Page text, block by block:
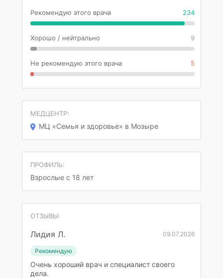
Рекомендую этого врача 234
Хорошо / нейтрально 9
Не рекомендую этого врача 5
МЕДЦЕНТР:
МЦ «Семья и здоровье» в Мозыре
ПРОФИЛЬ:
Взрослые с 18 лет
ОТЗЫВЫ:
Лидия Л. 09.07.2026
Рекомендую
Очень хороший врач и специалист своего
дела.